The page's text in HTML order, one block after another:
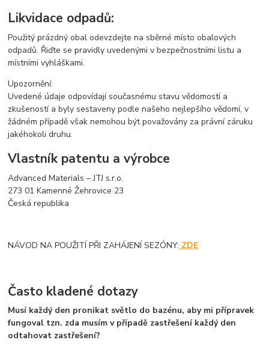
Likvidace odpadů:
Použitý prázdný obal odevzdejte na sběrné místo obalových
odpadů. Řiďte se pravidly uvedenými v bezpečnostními listu a
místními vyhláškami.
Upozornění:
Uvedené údaje odpovídají současnému stavu vědomostí a
zkušeností a byly sestaveny podle našeho nejlepšího vědomí, v
žádném případě však nemohou být považovány za právní záruku
jakéhokoli druhu.
Vlastník patentu a výrobce
Advanced Materials – JTJ s.r.o.
273 01 Kamenné Žehrovice 23
Česká republika
NÁVOD NA POUŽITÍ PŘI ZAHÁJENÍ SEZÓNY: ZDE
Často kladené dotazy
Musí každý den pronikat světlo do bazénu, aby mi přípravek
fungoval tzn. zda musím v případě zastřešení každý den
odtahovat zastřešení?